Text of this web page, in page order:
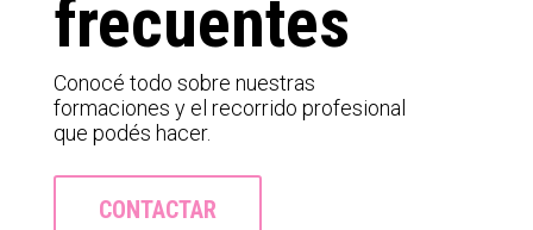
frecuentes
Conocé todo sobre nuestras
formaciones y el recorrido profesional
que podés hacer.
CONTACTAR